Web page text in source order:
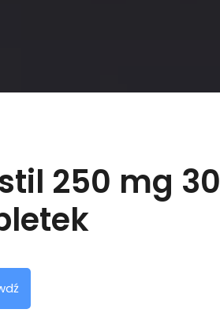
250 mg 30